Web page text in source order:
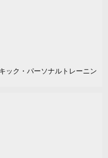
ック・パーソナルトレーニン